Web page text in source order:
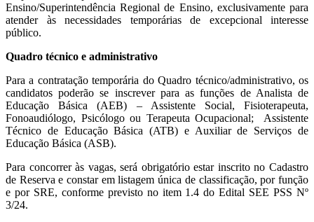
Ensino/Superintendência Regional de Ensino, exclusivamente para
atender às necessidades temporárias de excepcional interesse
público.
Quadro técnico e administrativo
Para a contratação temporária do Quadro técnico/administrativo, os
candidatos poderão se inscrever para as funções de Analista de
Educação Básica (AEB) – Assistente Social, Fisioterapeuta,
Fonoaudiólogo, Psicólogo ou Terapeuta Ocupacional; Assistente
Técnico de Educação Básica (ATB) e Auxiliar de Serviços de
Educação Básica (ASB).
Para concorrer às vagas, será obrigatório estar inscrito no Cadastro
de Reserva e constar em listagem única de classificação, por função
e por SRE, conforme previsto no item 1.4 do Edital SEE PSS Nº
3/24.